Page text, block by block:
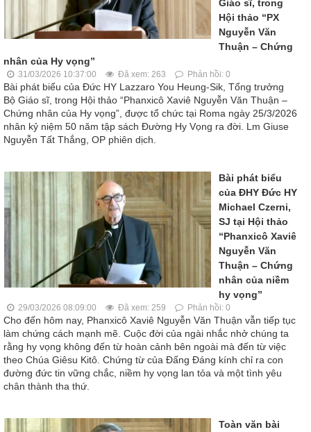
Giáo sĩ, trong
Hội thảo “PX
Nguyễn Văn
Thuận – Chứng
nhân của Hy vọng”
31/03/2026 10:37:00 Đã xem: 263 Phản hồi: 0
Bài phát biểu của Đức HY Lazzaro You Heung-Sik, Tổng trưởng
Bộ Giáo sĩ, trong Hội thảo “Phanxicô Xaviê Nguyễn Văn Thuận –
Chứng nhân của Hy vọng”, được tổ chức tại Roma ngày 25/3/2026
nhân kỷ niệm 50 năm tập sách Đường Hy Vọng ra đời. Lm Giuse
Nguyễn Tất Thắng, OP phiên dịch.
Bài phát biểu
của ĐHY Đức HY
Michael Czerni,
SJ tại Hội thảo
“Phanxicô Xaviê
Nguyễn Văn
Thuận – Chứng
nhân của niềm
hy vọng”
29/03/2026 08:09:00 Đã xem: 259 Phản hồi: 0
Cho đến hôm nay, Phanxicô Xaviê Nguyễn Văn Thuận vẫn tiếp tục
làm chứng cách mạnh mẽ. Cuộc đời của ngài nhắc nhở chúng ta
rằng hy vọng không đến từ hoàn cảnh bên ngoài mà đến từ việc
theo Chúa Giêsu Kitô. Chứng từ của Đấng Đáng kính chỉ ra con
đường đức tin vững chắc, niềm hy vọng lan tỏa và một tình yêu
chân thành tha thứ.
Toàn văn bài